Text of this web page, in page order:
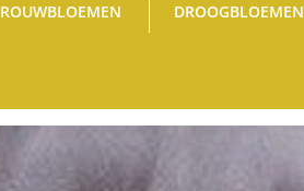
ROUWBLOEMEN DROOGBLOEMEN